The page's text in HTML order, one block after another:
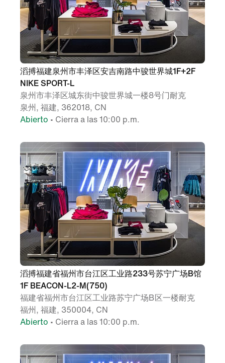
滔搏福建泉州市丰泽区安吉南路中骏世界城1F+2F
NIKE SPORT-L
泉州市丰泽区城东街中骏世界城一楼8号门耐克
泉州, 福建, 362018, CN
Abierto • Cierra a las 10:00 p.m.
滔搏福建省福州市台江区工业路233号苏宁广场B馆
1F BEACON-L2-M(750)
福建省福州市台江区工业路苏宁广场B区一楼耐克
福州, 福建, 350004, CN
Abierto • Cierra a las 10:00 p.m.